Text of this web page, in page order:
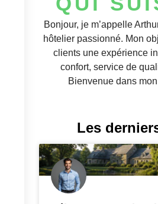
Bonjour, je m’appelle
hôtelier passionné. Mon
clients une expérience
confort, service de
Bienvenue dans
Les